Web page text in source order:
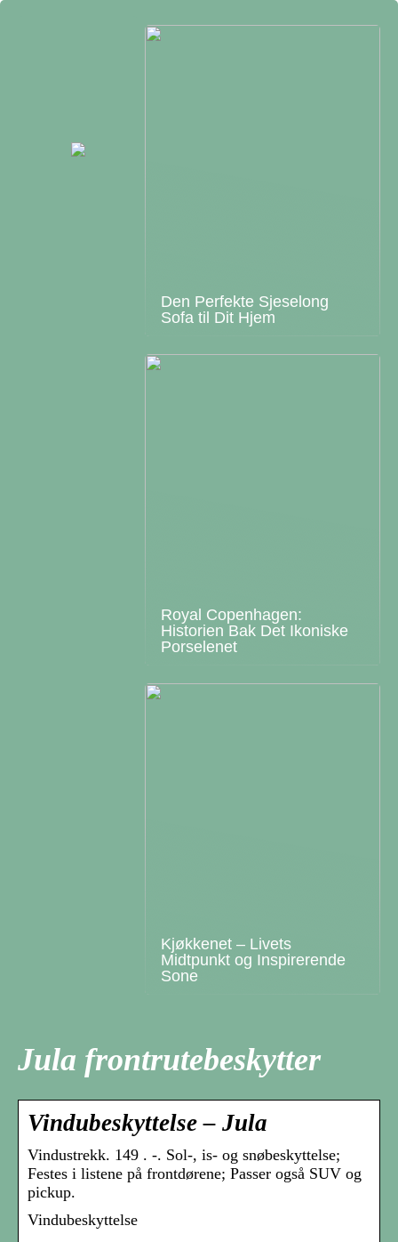
Den Perfekte Sjeselong
Sofa til Dit Hjem
Royal Copenhagen:
Historien Bak Det Ikoniske
Porselenet
Kjøkkenet – Livets
Midtpunkt og Inspirerende
Sone
Jula frontrutebeskytter
Vindubeskyttelse – Jula
Vindustrekk. 149 . -. Sol-, is- og snøbeskyttelse;
Festes i listene på frontdørene; Passer også SUV og
pickup.
Vindubeskyttelse